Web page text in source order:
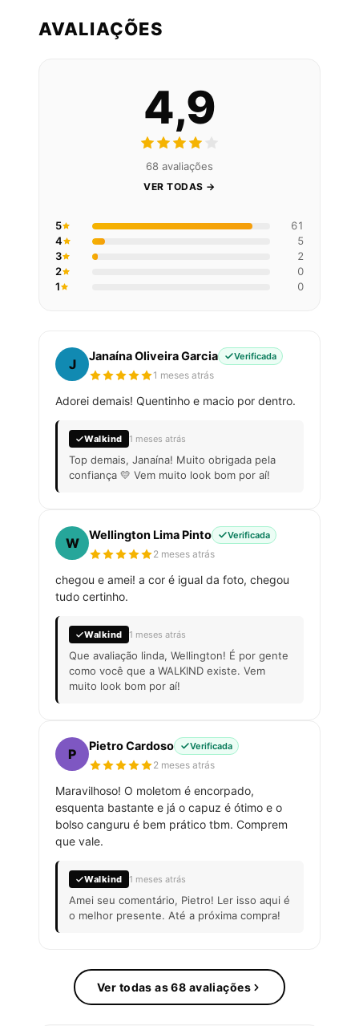
AVALIAÇÕES
4,9
68 avaliações
VER TODAS →
5
61
4
5
3
2
2
0
1
0
J
Janaína Oliveira Garcia Verificada
1 meses atrás
Adorei demais! Quentinho e macio por dentro.
Walkind 1 meses atrás
Top demais, Janaína! Muito obrigada pela
confiança 💛 Vem muito look bom por aí!
W
Wellington Lima Pinto Verificada
2 meses atrás
chegou e amei! a cor é igual da foto, chegou
tudo certinho.
Walkind 1 meses atrás
Que avaliação linda, Wellington! É por gente
como você que a WALKIND existe. Vem
muito look bom por aí!
P
Pietro Cardoso Verificada
2 meses atrás
Maravilhoso! O moletom é encorpado,
esquenta bastante e já o capuz é ótimo e o
bolso canguru é bem prático tbm. Comprem
que vale.
Walkind 1 meses atrás
Amei seu comentário, Pietro! Ler isso aqui é
o melhor presente. Até a próxima compra!
Ver todas as 68 avaliações